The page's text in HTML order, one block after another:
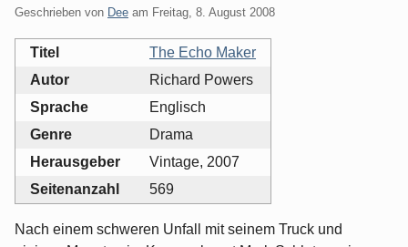
Geschrieben von Dee am Freitag, 8. August 2008
Titel
The Echo Maker
Autor
Richard Powers
Sprache
Englisch
Genre
Drama
Herausgeber
Vintage, 2007
Seitenanzahl
569
Nach einem schweren Unfall mit seinem Truck und